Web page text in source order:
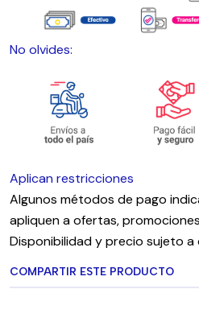
No olvides:
Aplican restricciones
Algunos métodos de pago
apliquen a ofertas,
Disponibilidad y precio sujeto a
COMPARTIR ESTE PRODUCTO